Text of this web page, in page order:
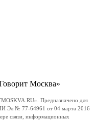
Москва»
Предназначено для
Эл № 77-64961 от 04 марта 2016
связи, информационных